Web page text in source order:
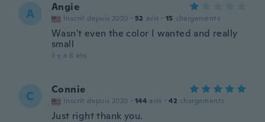
A Angie
Inscrit depuis 2020 · 52 avis · 15 chargements
Wasn't even the color I wanted and really
small
il y a 6 ans
C Connie
Inscrit depuis 2020 · 144 avis · 42 chargements
Just right thank you.